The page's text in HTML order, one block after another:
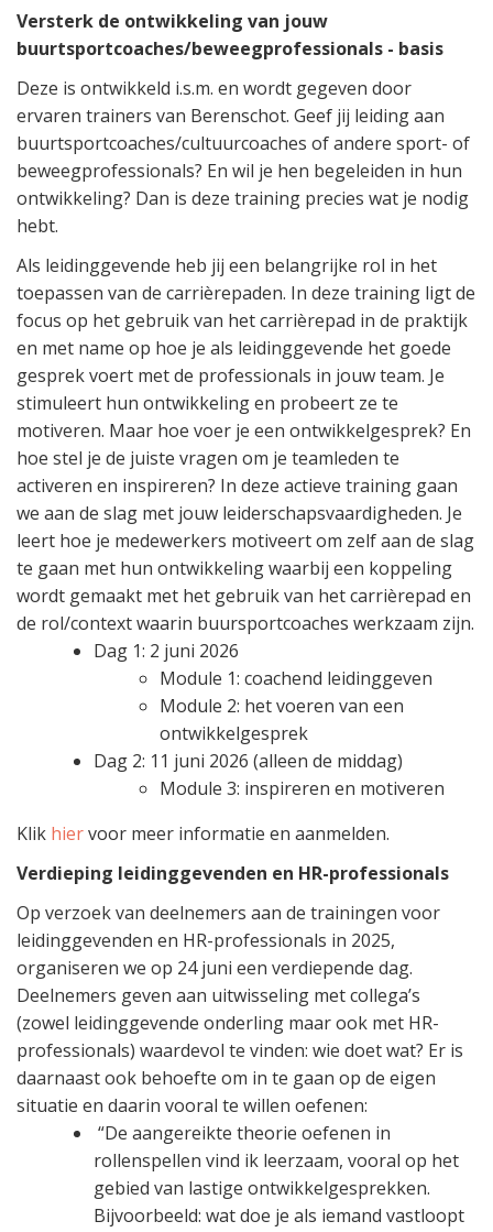
Versterk de ontwikkeling van jouw
buurtsportcoaches/beweegprofessionals - basis
Deze is ontwikkeld i.s.m. en wordt gegeven door
ervaren trainers van Berenschot. Geef jij leiding aan
buurtsportcoaches/cultuurcoaches of andere sport- of
beweegprofessionals? En wil je hen begeleiden in hun
ontwikkeling? Dan is deze training precies wat je nodig
hebt.
Als leidinggevende heb jij een belangrijke rol in het
toepassen van de carrièrepaden. In deze training ligt de
focus op het gebruik van het carrièrepad in de praktijk
en met name op hoe je als leidinggevende het goede
gesprek voert met de professionals in jouw team. Je
stimuleert hun ontwikkeling en probeert ze te
motiveren. Maar hoe voer je een ontwikkelgesprek? En
hoe stel je de juiste vragen om je teamleden te
activeren en inspireren? In deze actieve training gaan
we aan de slag met jouw leiderschapsvaardigheden. Je
leert hoe je medewerkers motiveert om zelf aan de slag
te gaan met hun ontwikkeling waarbij een koppeling
wordt gemaakt met het gebruik van het carrièrepad en
de rol/context waarin buursportcoaches werkzaam zijn.
Dag 1: 2 juni 2026
Module 1: coachend leidinggeven
Module 2: het voeren van een
ontwikkelgesprek
Dag 2: 11 juni 2026 (alleen de middag)
Module 3: inspireren en motiveren
Klik hiervoor meer informatie en aanmelden.
Verdieping leidinggevenden en HR-professionals
Op verzoek van deelnemers aan de trainingen voor
leidinggevenden en HR-professionals in 2025,
organiseren we op 24 juni een verdiepende dag.
Deelnemers geven aan uitwisseling met collega’s
(zowel leidinggevende onderling maar ook met HR-
professionals) waardevol te vinden: wie doet wat? Er is
daarnaast ook behoefte om in te gaan op de eigen
situatie en daarin vooral te willen oefenen:
“De aangereikte theorie oefenen in
rollenspellen vind ik leerzaam, vooral op het
gebied van lastige ontwikkelgesprekken.
Bijvoorbeeld: wat doe je als iemand vastloopt